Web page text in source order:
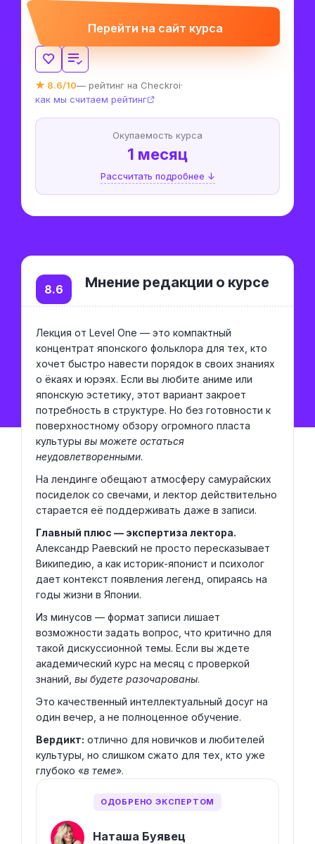
Перейти на сайт курса
★ 8.6/10— рейтинг на Checkroi·
как мы считаем рейтинг
Окупаемость курса
1 месяц
Рассчитать подробнее ↓
Мнение редакции о курсе
8.6
Лекция от Level One — это компактный
концентрат японского фольклора для тех, кто
хочет быстро навести порядок в своих знаниях
о ёкаях и юрэях. Если вы любите аниме или
японскую эстетику, этот вариант закроет
потребность в структуре. Но без готовности к
поверхностному обзору огромного пласта
культуры вы можете остаться
неудовлетворенными.
На лендинге обещают атмосферу самурайских
посиделок со свечами, и лектор действительно
старается её поддерживать даже в записи.
Главный плюс — экспертиза лектора.
Александр Раевский не просто пересказывает
Википедию, а как историк-японист и психолог
дает контекст появления легенд, опираясь на
годы жизни в Японии.
Из минусов — формат записи лишает
возможности задать вопрос, что критично для
такой дискуссионной темы. Если вы ждете
академический курс на месяц с проверкой
знаний, вы будете разочарованы.
Это качественный интеллектуальный досуг на
один вечер, а не полноценное обучение.
Вердикт: отлично для новичков и любителей
культуры, но слишком сжато для тех, кто уже
глубоко «в теме».
ОДОБРЕНО ЭКСПЕРТОМ
Наташа Буявец